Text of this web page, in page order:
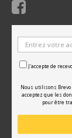
J'accepte de
Nous utilisons
acceptez que les
pour être